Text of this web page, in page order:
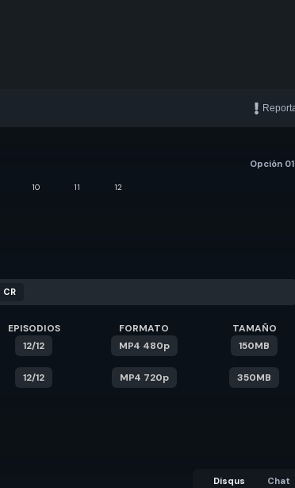
Opción 01
10 11 12
CR
EPISODIOS
12/12
FORMATO
MP4 480p
TAMAÑO
150MB
12/12 MP4 720p 350MB
Disqus Chat